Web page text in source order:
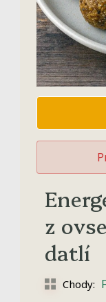
z
datlí
Chody: